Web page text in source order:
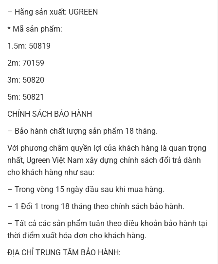
– Hãng sản xuất: UGREEN
* Mã sản phẩm:
1.5m: 50819
2m: 70159
3m: 50820
5m: 50821
CHÍNH SÁCH BẢO HÀNH
– Bảo hành chất lượng sản phẩm 18 tháng.
Với phương châm quyền lợi của khách hàng là quan trọng
nhất, Ugreen Việt Nam xây dựng chính sách đổi trả dành
cho khách hàng như sau:
– Trong vòng 15 ngày đầu sau khi mua hàng.
– 1 Đổi 1 trong 18 tháng theo chính sách bảo hành.
– Tất cả các sản phẩm tuân theo điều khoản bảo hành tại
thời điểm xuất hóa đơn cho khách hàng.
ĐỊA CHỈ TRUNG TÂM BẢO HÀNH: